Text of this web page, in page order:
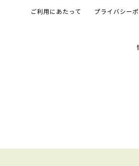
ご利用にあたって プライバシー